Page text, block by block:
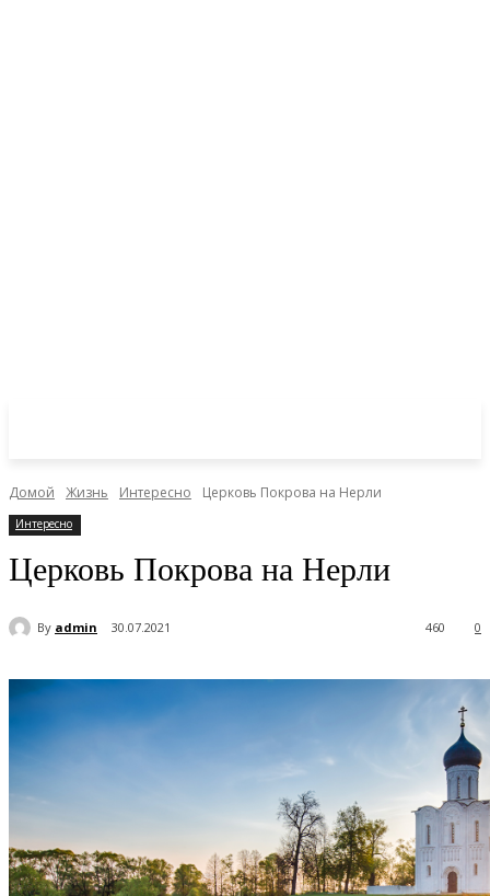
Домой Жизнь Интересно Церковь Покрова на Нерли
Интересно
Церковь Покрова на Нерли
By admin 30.07.2021 0
460